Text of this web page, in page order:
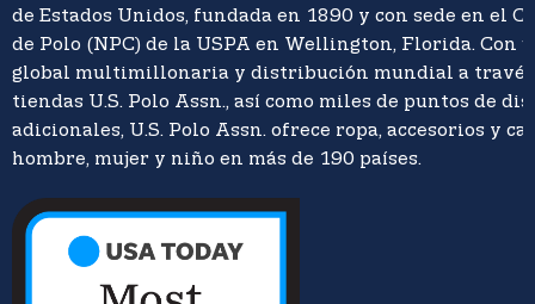
de Estados Unidos, fundada en 1890 y con sede en el
de Polo (NPC) de la USPA en Wellington, Florida. Con
global multimillonaria y distribución mundial a través
tiendas U.S. Polo Assn., así como miles de puntos de
adicionales, U.S. Polo Assn. ofrece ropa, accesorios y
hombre, mujer y niño en más de 190 países.